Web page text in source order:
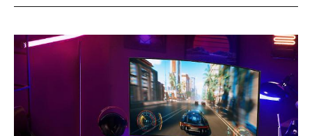
c
b
o
o
k
i
t
e
o
o
o
i
n